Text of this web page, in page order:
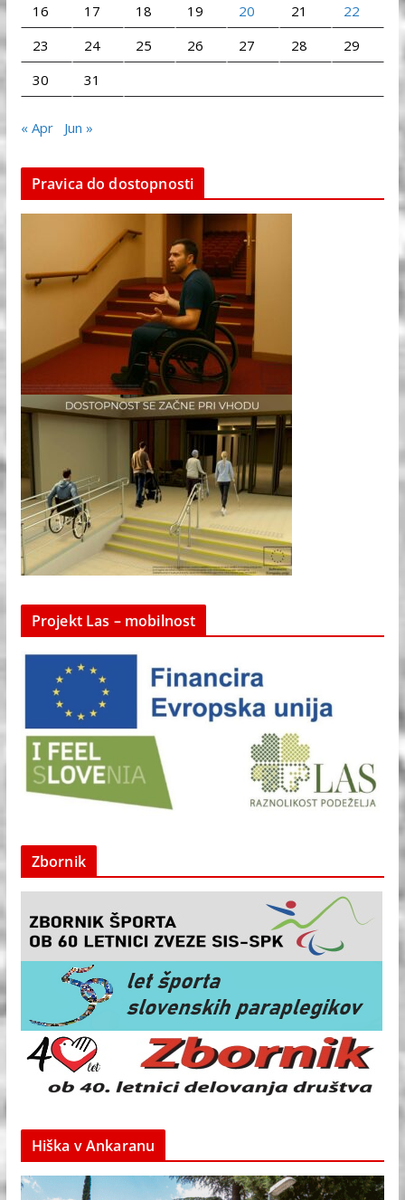
16
17 18 19 20 21
22
23
24 25 26 27 28
29
30
31
« Apr Jun »
Pravica do dostopnosti
Projekt Las – mobilnost
Zbornik
Hiška v Ankaranu